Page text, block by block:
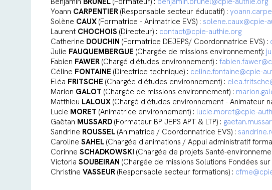
Yoann CARPENTIER (Responsable secteur éducatif) :
Solène CAUX (Formatrice - Animatrice EVS) :solene.caux@cpie-
Laurent CHOCHOIS (Directeur) : contact@cpie-authie.org
Catherine DOUCHIN (Formatrice DEJEPS/ Coordonnatrice EVS) :
Julie FAUQUEMBERGUE (Chargée de missions environnement):
Fabien FAWER (Chargé d'études environnement) :
Céline FONTAINE (Directrice technique) : celine.fontaine@cpie-
Eléa FRITSCHE (Chargée d'études environnement) :
Marion GALOT (Chargée de missions environnement) :
Matthieu LALOUX (Chargé d'études environnement - Animateur
Lucie MORET (Animatrice environnement) : lucie.moret@cpie-
Gaëtan MUSSARD (Formateur BP JEPS APT & LTP) :
Sandrine ROUSSEL (Animatrice / Coordonnatrice EVS) :
CarolineSAHEL (Chargée d'animations / Appui administratif
CorinneSCHADKOWSKI (Chargée de projets Santé-
VictoriaSOUBEIRAN (Chargée de missions Solutions Fondées
ChristineVASSEUR (Responsable secteur formations) :